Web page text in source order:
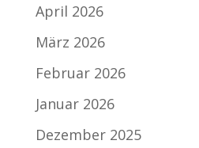
April 2026
März 2026
Februar 2026
Januar 2026
Dezember 2025